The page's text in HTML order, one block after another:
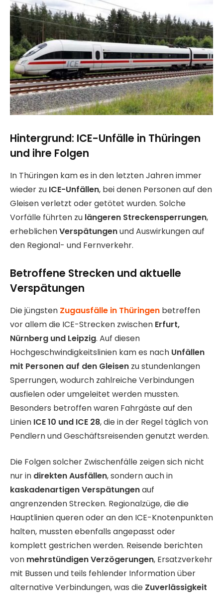
Hintergrund: ICE-Unfälle in Thüringen
und ihre Folgen
In Thüringen kam es in den letzten Jahren immer
wieder zu ICE-Unfällen, bei denen Personen auf den
Gleisen verletzt oder getötet wurden. Solche
Vorfälle führten zu längeren Streckensperrungen,
erheblichenVerspätungenund Auswirkungen auf
den Regional- und Fernverkehr.
Betroffene Strecken und aktuelle
Verspätungen
Die jüngsten Zugausfälle in Thüringen betreffen
vor allem die ICE-Strecken zwischen Erfurt,
Nürnberg und Leipzig. Auf diesen
Hochgeschwindigkeitslinien kam es nach Unfällen
mit Personen auf den Gleisen zu stundenlangen
Sperrungen, wodurch zahlreiche Verbindungen
ausfielen oder umgeleitet werden mussten.
Besonders betroffen waren Fahrgäste auf den
Linien ICE 10 und ICE 28, die in der Regel täglich von
Pendlern und Geschäftsreisenden genutzt werden.
Die Folgen solcher Zwischenfälle zeigen sich nicht
nur in direkten Ausfällen, sondern auch in
kaskadenartigen Verspätungenauf
angrenzenden Strecken. Regionalzüge, die die
Hauptlinien queren oder an den ICE-Knotenpunkten
halten, mussten ebenfalls angepasst oder
komplett gestrichen werden. Reisende berichten
von mehrstündigen Verzögerungen, Ersatzverkehr
mit Bussen und teils fehlender Information über
alternative Verbindungen, was die Zuverlässigkeit